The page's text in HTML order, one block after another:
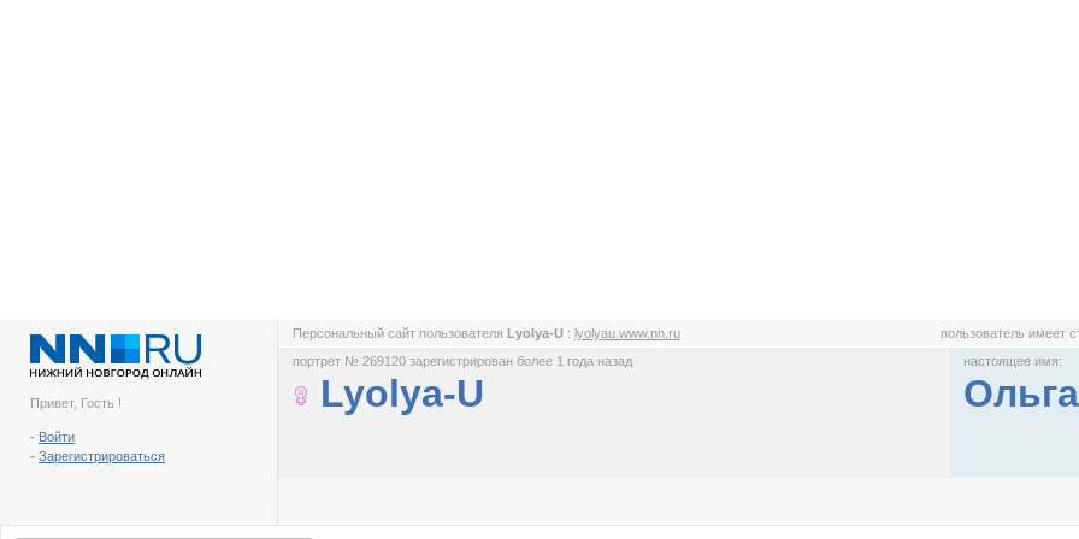
Привет, Гость !
- Войти
- Зарегистрироваться
Персональный сайт пользователя Lyolya-U : lyolyau.www.nn.ru пользователь имеет
портрет № 269120 зарегистрирован более 1 года назад
Lyolya-U
настоящее имя:
Ольга